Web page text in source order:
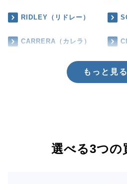
RIDLEY（リドレー）
CARRERA（カレラ）
もっと見る
選べる3つの